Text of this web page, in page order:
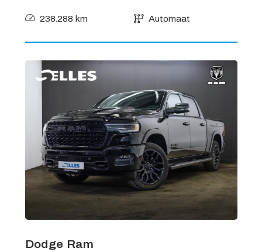
238.288 km Automaat
Dodge Ram